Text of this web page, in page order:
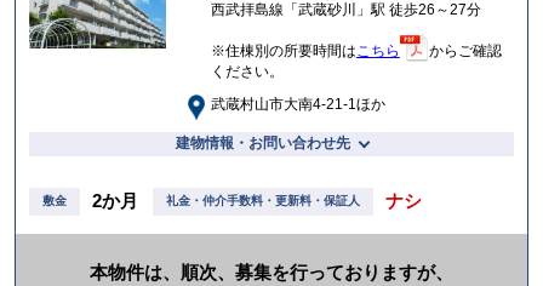
西武拝島線「武蔵砂川」駅 徒歩26～27分
※住棟別の所要時間はこちら
からご確認
ください。
武蔵村山市大南4-21-1ほか
建物情報・お問い合わせ先
敷金 2か月 礼金・仲介手数料・更新料・保証人 ナシ
本物件は、順次、募集を行っておりますが、